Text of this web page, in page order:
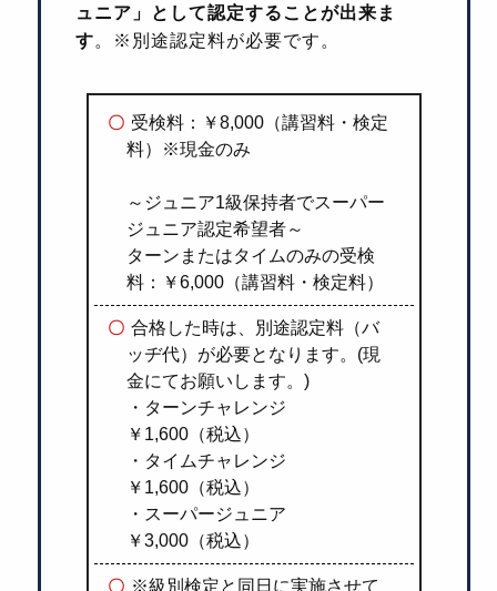
ュニア」として認定することが出来ま
す。※別途認定料が必要です。
受検料：￥8,000（講習料・検定
料）※現金のみ
～ジュニア1級保持者でスーパー
ジュニア認定希望者～
ターンまたはタイムのみの受検
料：￥6,000（講習料・検定料）
合格した時は、別途認定料（バ
ッヂ代）が必要となります。(現
金にてお願いします。)
・ターンチャレンジ
￥1,600（税込）
・タイムチャレンジ
￥1,600（税込）
・スーパージュニア
￥3,000（税込）
※級別検定と同日に実施させて